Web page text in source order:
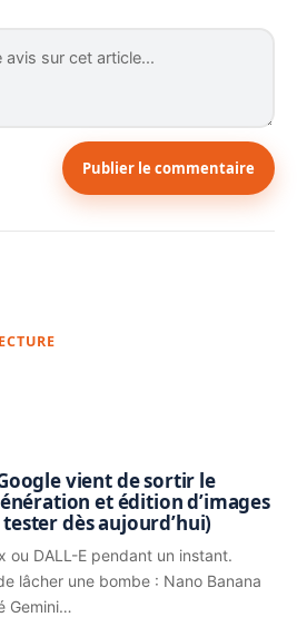
Publier le commentaire
vient de sortir le
et édition d’images
dès aujourd’hui)
ou DALL-E pendant un instant.
lâcher une bombe : Nano Banana
Gemini…